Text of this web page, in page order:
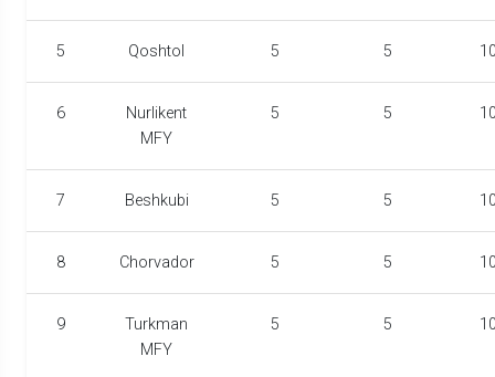
5 Qoshtol 5 5
6
Nurlikent
MFY
5 5
7 Beshkubi 5 5
8 Chorvador 5 5
9
Turkman
MFY
5 5